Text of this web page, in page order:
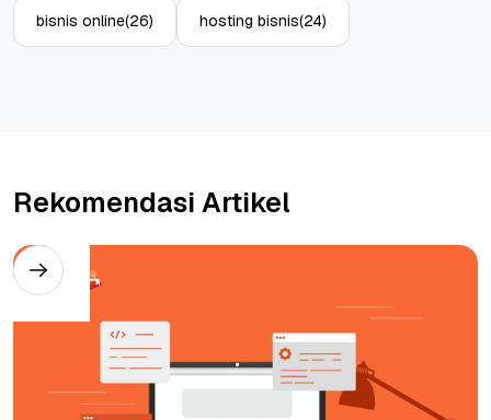
bisnis online(26) hosting bisnis(24)
Rekomendasi Artikel